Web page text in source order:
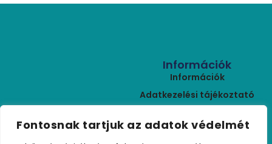
Fontosnak tartjuk az adatok védelmét
Kapcsolat
Információk
Információk
Adatkezelési tájékoztató
Rólunk